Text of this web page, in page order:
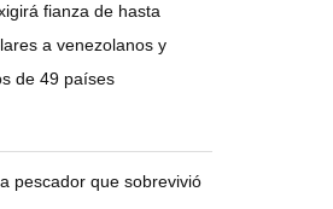
fianza de hasta
a venezolanos y
de 49 países
pescador que sobrevivió